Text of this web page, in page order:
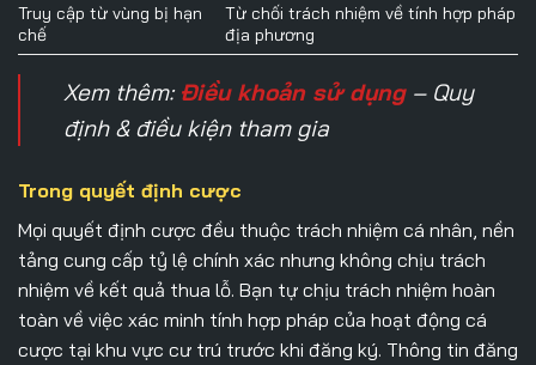
Truy cập từ vùng bị hạn
chế
Từ chối trách nhiệm về tính hợp pháp
địa phương
Xem thêm: Điều khoản sử dụng– Quy
định & điều kiện tham gia
Trong quyết định cược
Mọi quyết định cược đều thuộc trách nhiệm cá nhân, nền
tảng cung cấp tỷ lệ chính xác nhưng không chịu trách
nhiệm về kết quả thua lỗ. Bạn tự chịu trách nhiệm hoàn
toàn về việc xác minh tính hợp pháp của hoạt động cá
cược tại khu vực cư trú trước khi đăng ký. Thông tin đăng